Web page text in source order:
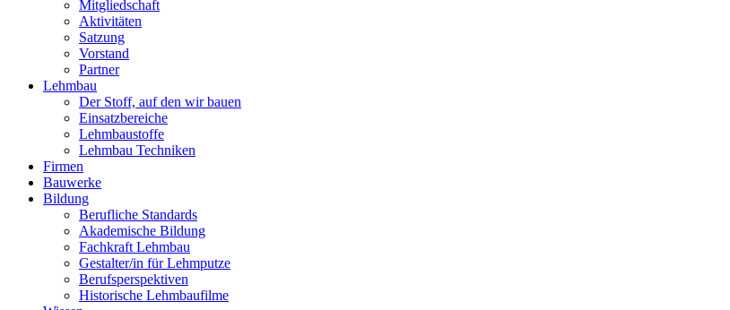
Mitgliedschaft
Aktivitäten
Satzung
Vorstand
Partner
Lehmbau
Der Stoff, auf den wir bauen
Einsatzbereiche
Lehmbaustoffe
Lehmbau Techniken
Firmen
Bauwerke
Bildung
Berufliche Standards
Akademische Bildung
Fachkraft Lehmbau
Gestalter/in für Lehmputze
Berufsperspektiven
Historische Lehmbaufilme